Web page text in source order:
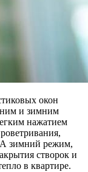
окон
и зимним
нажатием
А зимний режим,
створок и
в квартире.